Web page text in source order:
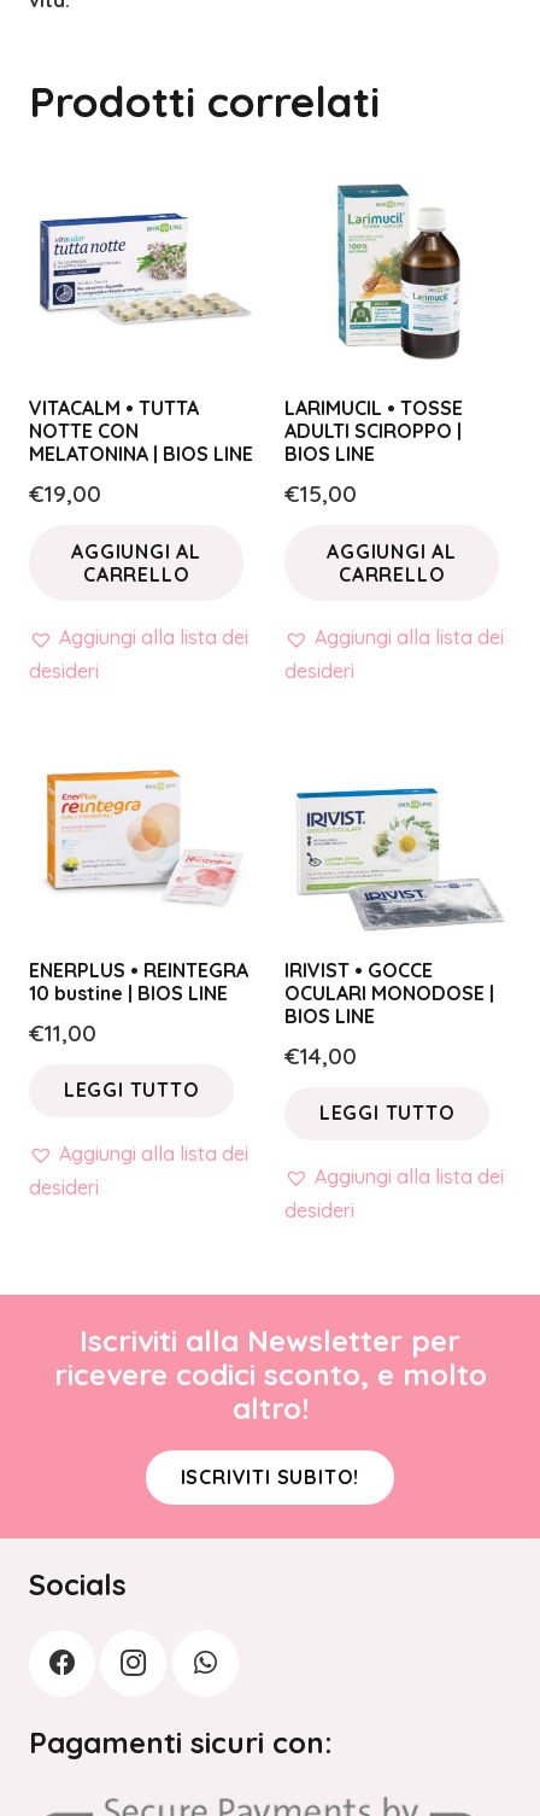
Prodotti correlati
VITACALM • TUTTA
NOTTE CON
MELATONINA | BIOS LINE
€19,00
AGGIUNGI AL
CARRELLO
Aggiungi alla lista dei
desideri
LARIMUCIL • TOSSE
ADULTI SCIROPPO |
BIOS LINE
€15,00
AGGIUNGI AL
CARRELLO
Aggiungi alla lista dei
desideri
ENERPLUS • REINTEGRA
10 bustine | BIOS LINE
€11,00
LEGGI TUTTO
Aggiungi alla lista dei
desideri
IRIVIST • GOCCE
OCULARI MONODOSE |
BIOS LINE
€14,00
LEGGI TUTTO
Aggiungi alla lista dei
desideri
Iscriviti alla Newsletter per
ricevere codici sconto, e molto
altro!
ISCRIVITI SUBITO!
Socials
Pagamenti sicuri con: